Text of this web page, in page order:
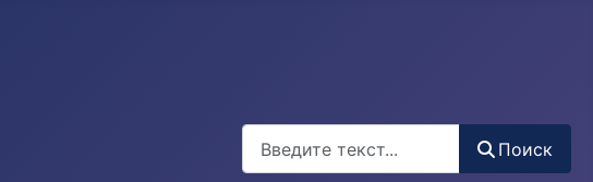
Поиск